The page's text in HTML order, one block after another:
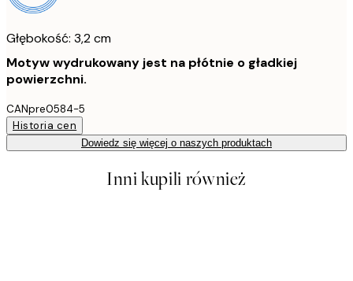
Głębokość: 3,2 cm
Motyw wydrukowany jest na płótnie o gładkiej
powierzchni.
CANpre0584-5
Historia cen
Dowiedz się więcej o naszych produktach
Inni kupili również